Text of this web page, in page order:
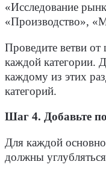
«Исследование
«Производство»,
Проведите ветви от
каждой категории.
каждому из этих
категорий.
Шаг 4. Добавьте
Для каждой
должны